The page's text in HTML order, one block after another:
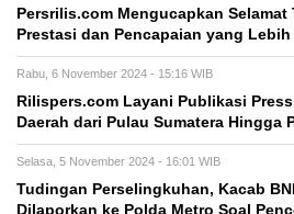
Persrilis.com Mengucapkan Selamat
Prestasi dan Pencapaian yang
Rabu, 6 November 2024 - 15:16 WIB
Rilispers.com Layani Publikasi
Daerah dari Pulau Sumatera Hingga
Selasa, 5 November 2024 - 16:01 WIB
Tudingan Perselingkuhan, Kacab
Dilaporkan ke Polda Metro Soal